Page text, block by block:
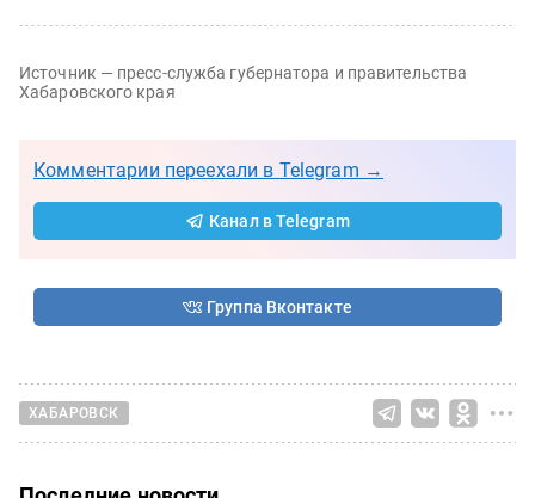
Источник — пресс-служба губернатора и правительства
Хабаровского края
Комментарии переехали в Telegram →
Канал в Telegram
Группа Вконтакте
ХАБАРОВСК